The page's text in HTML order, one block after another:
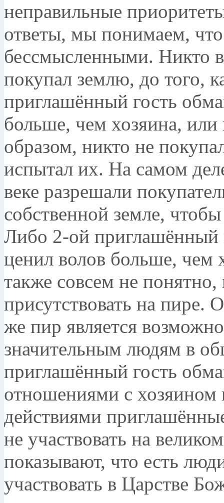
неправильные
ответы, мы понимаем,
бессмысленными. Никто
покупал землю, до того,
приглашённый гость
больше, чем хозяина,
образом, никто не
испытал их. На самом
веке разрешали
собственной земле,
Либо 2-ой приглашённый
ценил волов больше, чем
также совсем не
присутствовать на пире.
же пир является
значительным людям в
приглашённый гость
отношениями с
действиями
не участвовать на
показывают, что есть
участвовать в Царстве